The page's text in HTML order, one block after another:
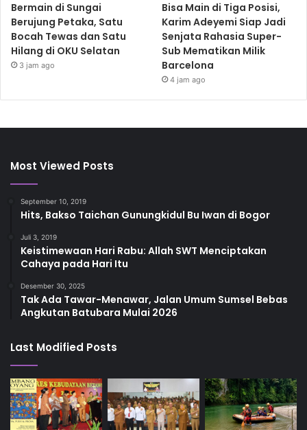
Bermain di Sungai
Berujung Petaka, Satu
Bocah Tewas dan Satu
Hilang di OKU Selatan
3 jam ago
Bisa Main di Tiga Posisi,
Karim Adeyemi Siap Jadi
Senjata Rahasia Super-
Sub Mematikan Milik
Barcelona
4 jam ago
Most Viewed Posts
September 10, 2019
Hits, Bakso Taichan Gunungkidul Bu Iwan di Bogor
Juli 3, 2019
Keistimewaan Hari Rabu: Allah SWT Menciptakan
Cahaya pada Hari Itu
Desember 30, 2025
Tak Ada Tawar-Menawar, Jalan Umum Sumsel Bebas
Angkutan Batubara Mulai 2026
Last Modified Posts